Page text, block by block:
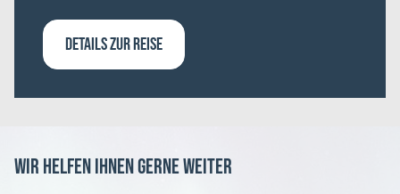
Kilts, Whisky und Flair
Hotels der 4 Sterne Kategorie Einzelzimmer
DETAILS ZUR REISE
Wir helfen Ihnen gerne weiter